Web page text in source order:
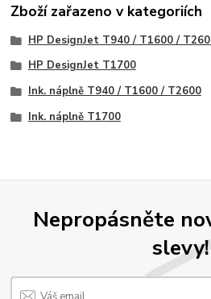
Zboží zařazeno v kategoriích
HP DesignJet T940 / T1600 /
HP DesignJet T1700
Ink. náplně T940 / T1600 / T2600
Ink. náplně T1700
Nepropásněte
slevy!